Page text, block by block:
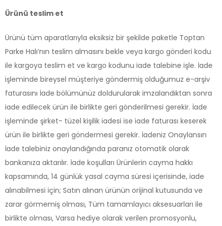
Ürünü teslim et
Ürünü tüm aparatlarıyla eksiksiz bir şekilde paketle Toptan
Parke Halı’nın teslim almasını bekle veya kargo gönderi kodu
ile kargoya teslim et ve kargo kodunu iade talebine işle. İade
işleminde bireysel müşteriye göndermiş olduğumuz e-arşiv
faturasını İade bölümünüz doldurularak imzalandıktan sonra
iade edilecek ürün ile birlikte geri gönderilmesi gerekir. İade
işleminde şirket- tüzel kişilik iadesi ise iade faturası keserek
ürün ile birlikte geri göndermesi gerekir. İadeniz Onaylansın
İade talebiniz onaylandığında paranız otomatik olarak
bankanıza aktarılır. İade koşulları Ürünlerin cayma hakkı
kapsamında, 14 günlük yasal cayma süresi içerisinde, iade
alınabilmesi için; Satın alınan ürünün orijinal kutusunda ve
zarar görmemiş olması, Tüm tamamlayıcı aksesuarları ile
birlikte olması, Varsa hediye olarak verilen promosyonlu,